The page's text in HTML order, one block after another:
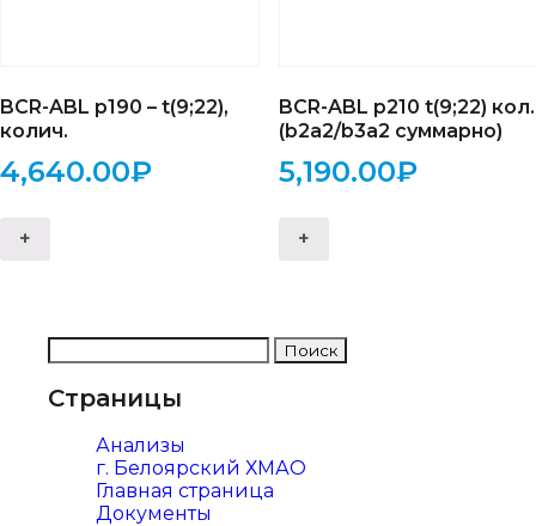
BCR-ABL p190 – t(9;22),
колич.
4,640.00₽
+
BCR-ABL p210 t(9;22) кол.
(b2a2/b3a2 суммарно)
5,190.00₽
+
Страницы
Анализы
г. Белоярский ХМАО
Главная страница
Документы